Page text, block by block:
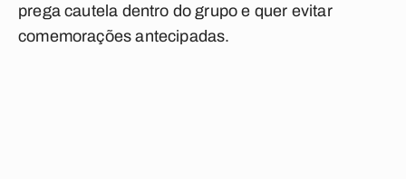
prega cautela dentro do grupo e quer evitar
comemorações antecipadas.